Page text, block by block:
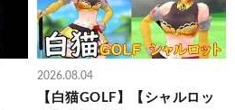
2026.08.04
【白猫GOLF】【シャルロッ